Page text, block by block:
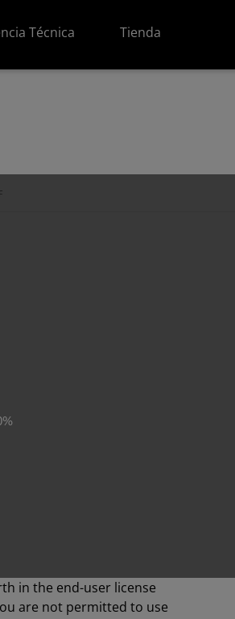
Técnica Tienda
in the end-user license
are not permitted to use